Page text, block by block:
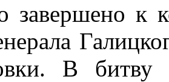
завершено к
В битву